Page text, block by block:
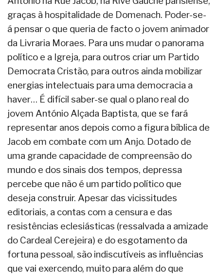
graças à hospitalidade de Domenach. Poder-se-
á pensar o que queria de facto o jovem animador
da Livraria Moraes. Para uns mudar o panorama
político e a Igreja, para outros criar um Partido
Democrata Cristão, para outros ainda mobilizar
energias intelectuais para uma democracia a
haver… É difícil saber-se qual o plano real do
jovem António Alçada Baptista, que se fará
representar anos depois como a figura bíblica de
Jacob em combate com um Anjo. Dotado de
uma grande capacidade de compreensão do
mundo e dos sinais dos tempos, depressa
percebe que não é um partido político que
deseja construir. Apesar das vicissitudes
editoriais, a contas com a censura e das
resistências eclesiásticas (ressalvada a amizade
do Cardeal Cerejeira) e do esgotamento da
fortuna pessoal, são indiscutíveis as influências
que vai exercendo, muito para além do que